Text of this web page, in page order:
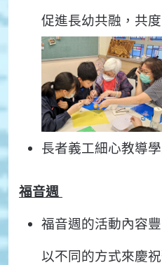
促進長幼共融，共
長者義工細心教導
福音週
福音週的活動內容
以不同的方式來慶